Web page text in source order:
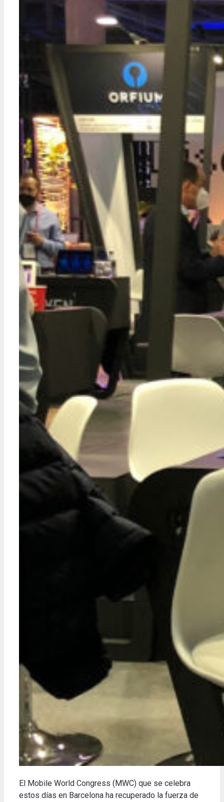
El Mobile World Congress (MWC) que se celebra
estos días en Barcelona ha recuperado la fuerza de